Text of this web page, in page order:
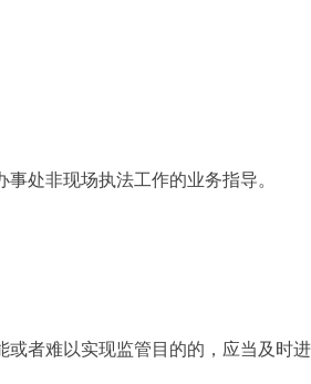
处非现场执法工作的业务指导。
或者难以实现监管目的的，应当及时进